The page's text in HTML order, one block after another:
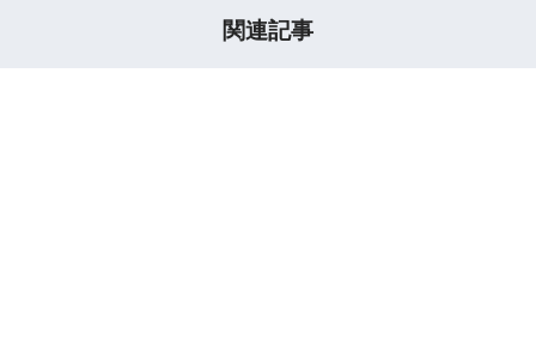
関連記事